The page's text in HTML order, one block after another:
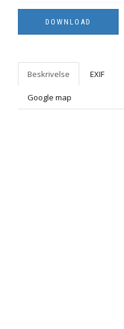
Beskrivelse EXIF
Google map